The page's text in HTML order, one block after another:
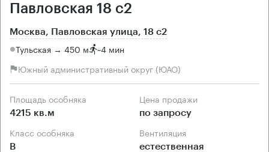
Павловская 18 с2
Москва, Павловская улица, 18 с2
Тульская → 450 м ~4 мин
Южный административный округ (ЮАО)
Площадь особняка
4215 кв.м
Цена продажи
по запросу
Класс особняка
B
Вентиляция
естественная